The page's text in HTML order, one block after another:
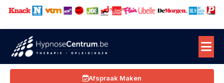
Bekend van
Afspraak Maken